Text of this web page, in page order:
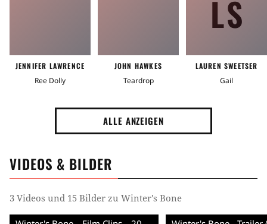
JENNIFER LAWRENCE
Ree Dolly
JOHN HAWKES
Teardrop
LS
LAUREN SWEETSER
Gail
ALLE ANZEIGEN
VIDEOS & BILDER
3 Videos und 15 Bilder zu Winter's Bone